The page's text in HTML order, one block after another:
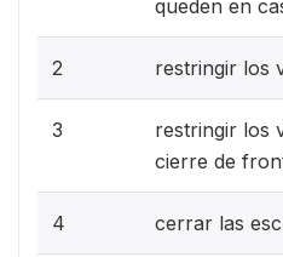
queden en
2 restringir los
3
restringir los
cierre de
4 cerrar las